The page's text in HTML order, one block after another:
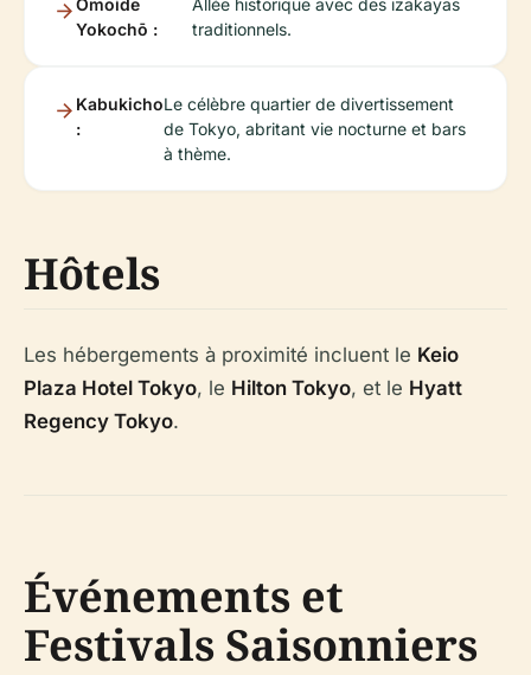
Omoide
Yokochō :
Allée historique avec des izakayas
traditionnels.
Kabukicho
:
Le célèbre quartier de divertissement
de Tokyo, abritant vie nocturne et bars
à thème.
Hôtels
Les hébergements à proximité incluent le Keio
Plaza Hotel Tokyo, le Hilton Tokyo, et le Hyatt
Regency Tokyo.
Événements et
Festivals Saisonniers